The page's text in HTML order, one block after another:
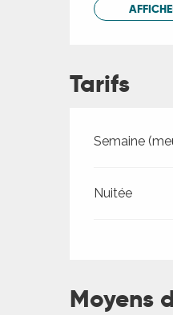
Tarifs
Tarifs 2026
Semaine
Nuitée
Moyens